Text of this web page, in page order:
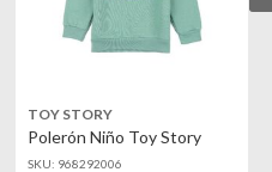
TOY STORY
Polerón Niño Toy Story
SKU: 968292006